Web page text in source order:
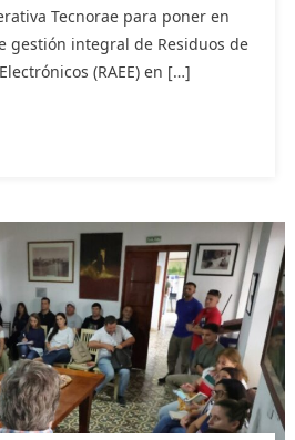
Tecnorae para poner en
gestión integral de Residuos de
(RAEE) en […]